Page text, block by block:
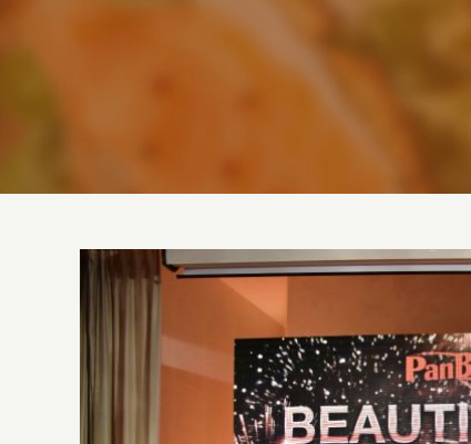
Ingrandisci
immagine